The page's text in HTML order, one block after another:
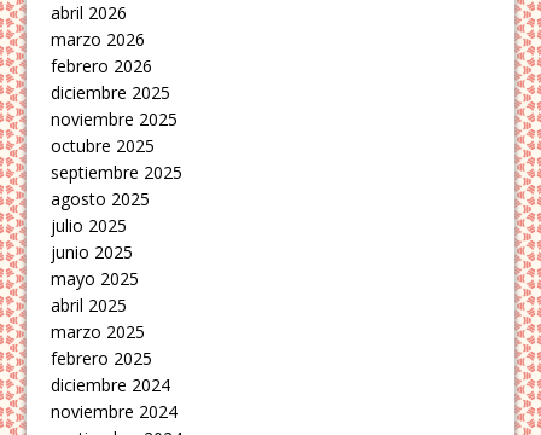
abril 2026
marzo 2026
febrero 2026
diciembre 2025
noviembre 2025
octubre 2025
septiembre 2025
agosto 2025
julio 2025
junio 2025
mayo 2025
abril 2025
marzo 2025
febrero 2025
diciembre 2024
noviembre 2024